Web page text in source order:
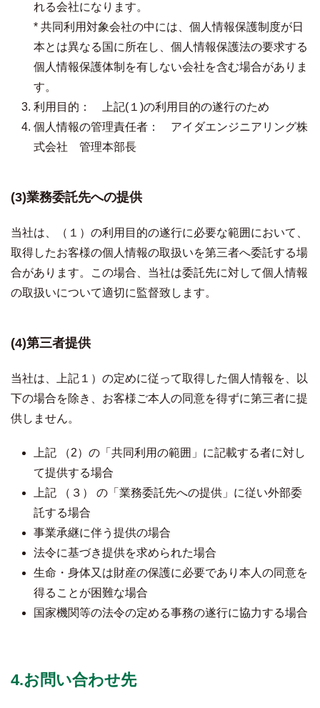
れる会社になります。
* 共同利用対象会社の中には、個人情報保護制度が日
本とは異なる国に所在し、個人情報保護法の要求する
個人情報保護体制を有しない会社を含む場合がありま
す。
利用目的： 上記(１)の利用目的の遂行のため
個人情報の管理責任者： アイダエンジニアリング株
式会社 管理本部長
(3)業務委託先への提供
当社は、（１）の利用目的の遂行に必要な範囲において、
取得したお客様の個人情報の取扱いを第三者へ委託する場
合があります。この場合、当社は委託先に対して個人情報
の取扱いについて適切に監督致します。
(4)第三者提供
当社は、上記１）の定めに従って取得した個人情報を、以
下の場合を除き、お客様ご本人の同意を得ずに第三者に提
供しません。
上記 （2）の「共同利用の範囲」に記載する者に対し
て提供する場合
上記 （３） の「業務委託先への提供」に従い外部委
託する場合
事業承継に伴う提供の場合
法令に基づき提供を求められた場合
生命・身体又は財産の保護に必要であり本人の同意を
得ることが困難な場合
国家機関等の法令の定める事務の遂行に協力する場合
4.お問い合わせ先